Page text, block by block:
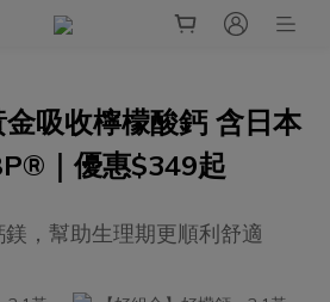
吸收檸檬酸鈣 含日本
｜優惠$349起
，幫助生理期更順利舒適